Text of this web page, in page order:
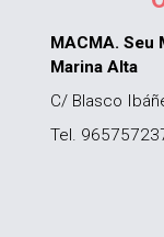
MACMA.
Marina Alta
C/ Blasco
Tel.